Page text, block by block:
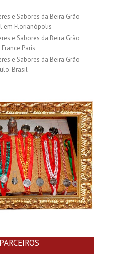
e Sabores da Beira Grão
em Florianópolis
e Sabores da Beira Grão
Paris
e Sabores da Beira Grão
Brasil
PARCEIROS